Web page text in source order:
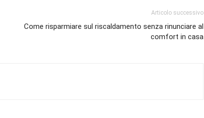
Articolo successivo
Come risparmiare sul riscaldamento senza rinunciare al
comfort in casa